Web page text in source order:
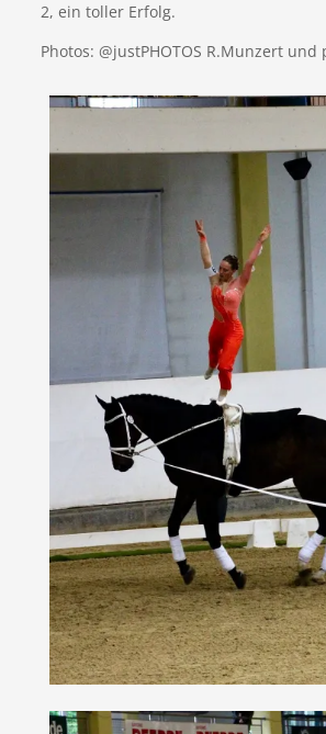
2, ein toller Erfolg.
Photos: @justPHOTOS R.Munzert und